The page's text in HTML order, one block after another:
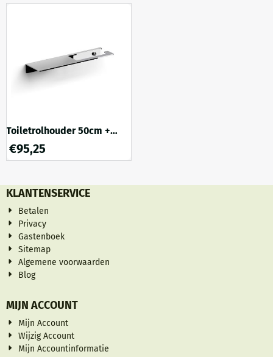
Toiletrolhouder 50cm +
planchet
€95,25
KLANTENSERVICE
Betalen
Privacy
Gastenboek
Sitemap
Algemene voorwaarden
Blog
MIJN ACCOUNT
Mijn Account
Wijzig Account
Mijn Accountinformatie